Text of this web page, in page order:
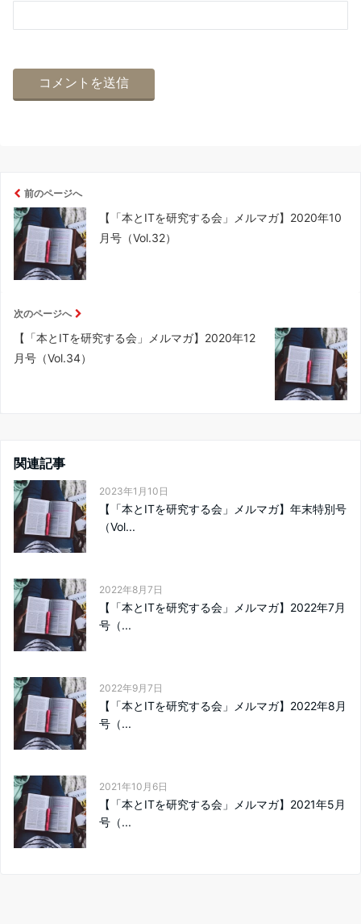
前のページへ
【「本とITを研究する会」メルマガ】2020年10
月号（Vol.32）
次のページへ
【「本とITを研究する会」メルマガ】2020年12
月号（Vol.34）
関連記事
2023年1月10日
【「本とITを研究する会」メルマガ】年末特別号
（Vol...
2022年8月7日
【「本とITを研究する会」メルマガ】2022年7月
号（...
2022年9月7日
【「本とITを研究する会」メルマガ】2022年8月
号（...
2021年10月6日
【「本とITを研究する会」メルマガ】2021年5月
号（...